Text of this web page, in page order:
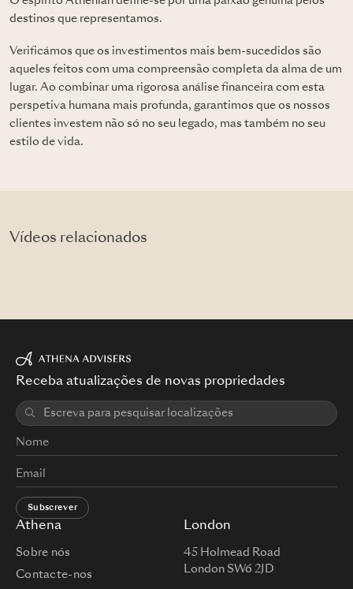
destinos que representamos.
Verificámos que os investimentos mais bem-sucedidos são
aqueles feitos com uma compreensão completa da alma de um
lugar. Ao combinar uma rigorosa análise financeira com esta
perspetiva humana mais profunda, garantimos que os nossos
clientes investem não só no seu legado, mas também no seu
estilo de vida.
Vídeos relacionados
Athena
Sobre nós
Contacte-nos
London
45 Holmead Road
London SW6 2JD
Receba atualizações de novas propriedades
Subscrever